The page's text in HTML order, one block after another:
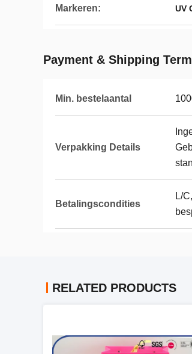
Markeren: UV
Payment & Shipping
Min. bestelaantal
Verpakking Details
Betalingscondities
L/
RELATED PRODUCTS